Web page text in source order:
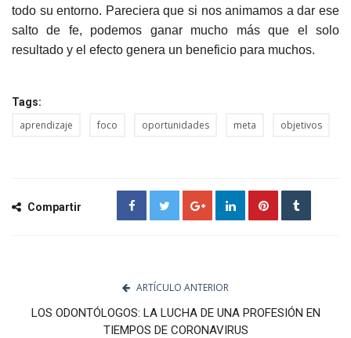
todo su entorno. Pareciera que si nos animamos a dar ese
salto de fe, podemos ganar mucho más que el solo
resultado y el efecto genera un beneficio para muchos.
Tags:
aprendizaje foco oportunidades meta objetivos
Compartir
ARTÍCULO ANTERIOR
LOS ODONTÓLOGOS: LA LUCHA DE UNA PROFESIÓN EN
TIEMPOS DE CORONAVIRUS